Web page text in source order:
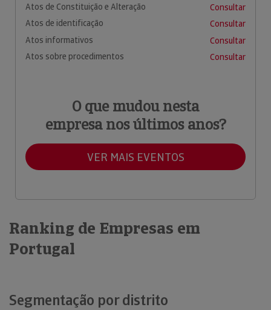
Atos de Constituição e Alteração
Consultar
Atos de identificação
Consultar
Atos informativos
Consultar
Atos sobre procedimentos
Consultar
O que mudou nesta
empresa nos últimos anos?
VER MAIS EVENTOS
Ranking de Empresas em
Portugal
Segmentação por distrito